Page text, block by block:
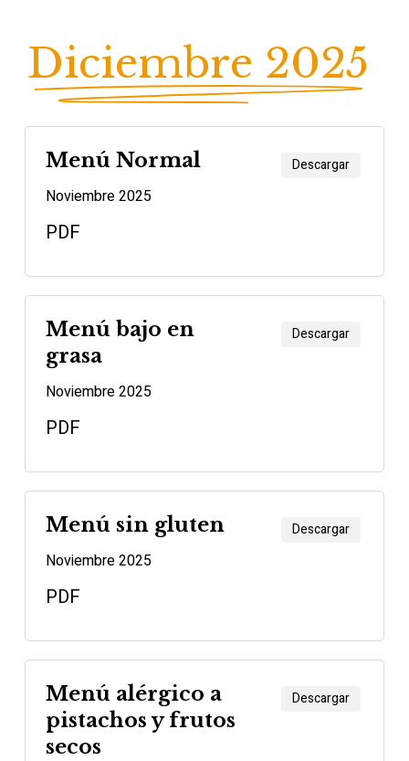
Diciembre 2025
Menú Normal
Noviembre 2025
PDF
Descargar
Menú bajo en
grasa
Noviembre 2025
PDF
Descargar
Menú sin gluten
Noviembre 2025
PDF
Descargar
Menú alérgico a
pistachos y frutos
secos
Descargar